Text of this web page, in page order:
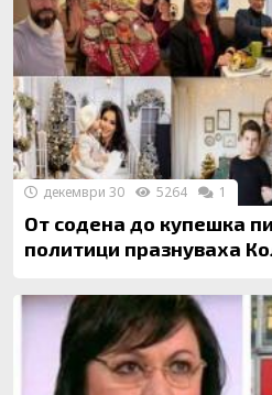
От содена до купешка
политици празнуваха
декември 30 5264 1